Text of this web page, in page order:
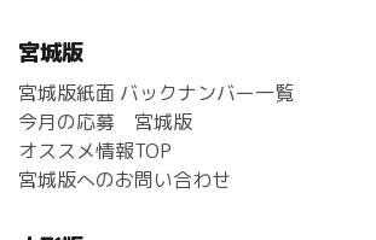
宮城版
宮城版紙面 バックナンバー一覧
今月の応募 宮城版
オススメ情報TOP
宮城版へのお問い合わせ